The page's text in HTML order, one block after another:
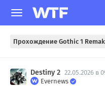
Прохождение Gothic 1
Destiny 2 22.05.2026 в
Evernews